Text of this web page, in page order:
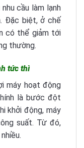
cầu làm lạnh
Đặc biệt, ở chế
có thể giảm tới
thường.
tức thì
máy hoạt động
là bước đột
khởi động, máy
suất. Từ đó,